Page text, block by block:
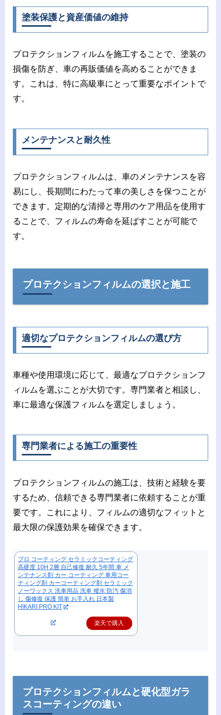
塗装保護と資産価値の維持
プロテクションフィルムを施工することで、塗装の
損傷を防ぎ、車の再販価値を高めることができま
す。これは、特に高級車にとって重要なポイントで
す。
メンテナンスと耐久性
プロテクションフィルムは、車のメンテナンスを容
易にし、長期間にわたって車の美しさを保つことが
できます。定期的な清掃と専用のケア用品を使用す
ることで、フィルムの寿命を延ばすことが可能で
す。
プロテクションフィルムの選択と施工
適切なプロテクションフィルムの選び方
車種や使用環境に応じて、最適なプロテクションフ
ィルムを選ぶことが大切です。専門業者と相談し、
車に最適な保護フィルムを選定しましょう。
専門業者による施工の重要性
プロテクションフィルムの施工は、技術と経験を要
するため、信頼できる専門業者に依頼することが重
要です。これにより、フィルムの適切なフィットと
最大限の保護効果を確保できます。
プロ コーティング セラミックコーティング
高硬度 10H 2層 自己修復 耐久 5年間 車 メ
ンテナンス剤 カー コーティング 車用コー
ティング剤 カーコーティング剤 セラミック
ノーワックス 洗車用品 洗車 撥水 防汚 傷消
し 傷修復 保護 簡単 お手入れ 日本製
HIKARI PRO KIT
楽天で購入
プロテクションフィルムと硬化型ガラ
スコーティングの違い